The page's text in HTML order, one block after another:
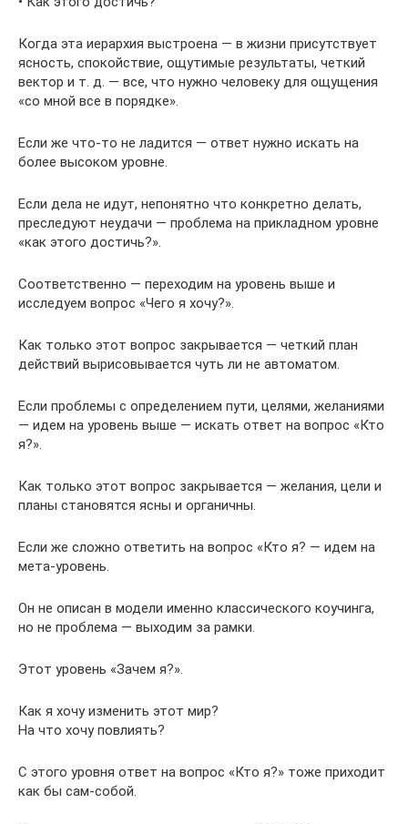
Когда эта иерархия выстроена — в жизни присутствует
ясность, спокойствие, ощутимые результаты, четкий
вектор и т. д. — все, что нужно человеку для ощущения
«со мной все в порядке».
Если же что-то не ладится — ответ нужно искать на
более высоком уровне.
Если дела не идут, непонятно что конкретно делать,
преследуют неудачи — проблема на прикладном уровне
«как этого достичь?».
Соответственно — переходим на уровень выше и
исследуем вопрос «Чего я хочу?».
Как только этот вопрос закрывается — четкий план
действий вырисовывается чуть ли не автоматом.
Если проблемы с определением пути, целями, желаниями
— идем на уровень выше — искать ответ на вопрос «Кто
я?».
Как только этот вопрос закрывается — желания, цели и
планы становятся ясны и органичны.
Если же сложно ответить на вопрос «Кто я? — идем на
мета-уровень.
Он не описан в модели именно классического коучинга,
но не проблема — выходим за рамки.
Этот уровень «Зачем я?».
Как я хочу изменить этот мир?
На что хочу повлиять?
С этого уровня ответ на вопрос «Кто я?» тоже приходит
как бы сам-собой.